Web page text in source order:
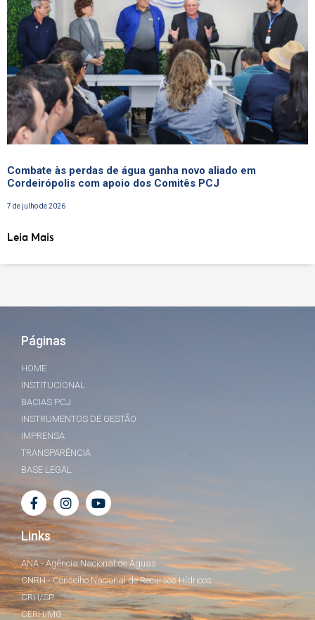
Combate às perdas de água ganha novo aliado em
Cordeirópolis com apoio dos Comitês PCJ
7 de julho de 2026
Leia Mais
Páginas
HOME
INSTITUCIONAL
BACIAS PCJ
INSTRUMENTOS DE GESTÃO
IMPRENSA
TRANSPARÊNCIA
BASE LEGAL
Links
ANA - Agência Nacional de Águas
CNRH - Conselho Nacional de Recursos Hídricos
CRH/SP
CERH/MG